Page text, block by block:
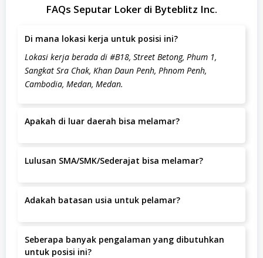
FAQs Seputar Loker di Byteblitz Inc.
Di mana lokasi kerja untuk posisi ini?
Lokasi kerja berada di #B18, Street Betong, Phum 1,
Sangkat Sra Chak, Khan Daun Penh, Phnom Penh,
Cambodia, Medan, Medan.
Apakah di luar daerah bisa melamar?
Sangkat Sra Chak, Khan Daun Penh, Phnom Penh,
Lulusan SMA/SMK/Sederajat bisa melamar?
Adakah batasan usia untuk pelamar?
Seberapa banyak pengalaman yang dibutuhkan
untuk posisi ini?